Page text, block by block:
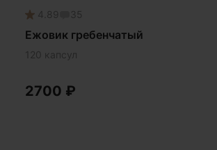
4.89 35
Ежовик гребенчатый
120 капсул
2700 ₽